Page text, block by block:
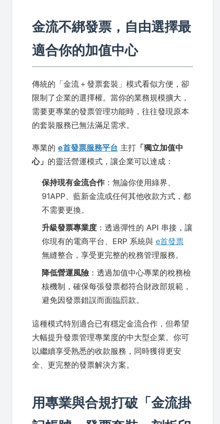
金流不綁發票，自由選擇最
適合你的加值中心
傳統的「金流＋發票套裝」模式看似方便，卻
限制了企業的選擇權。當你的業務規模擴大，
需要更專業的發票管理功能時，往往發現原本
的套裝服務已無法滿足需求。
專業的 e首發票服務平台 主打 「獨立加值中
心」 的靈活營運模式，讓企業可以達成：
保持現有金流合作 ：無論你使用綠界、
91APP、藍新金流或任何其他收款方式，都
不需要更換。
升級發票專業度 ：透過彈性的 API 串接，讓
你現有的電商平台、ERP 系統與 e首發票
無縫整合，享受更完整的稅務管理服務。
降低營運風險 ：透過加值中心專業的稅務檢
核機制，確保每張發票都符合財政部規範，
避免因發票錯誤而面臨罰款。
這種模式特別適合已有穩定金流合作，但希望
大幅提升發票管理專業度的中大型企業。你可
以繼續享受熟悉的收款服務，同時獲得更安
全、更完整的發票解決方案。
用專業與合規打破「金流掛